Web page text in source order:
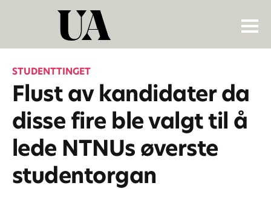
STUDENTTINGET
Flust av kandidater da
disse fire ble valgt til å
lede NTNUs øverste
studentorgan